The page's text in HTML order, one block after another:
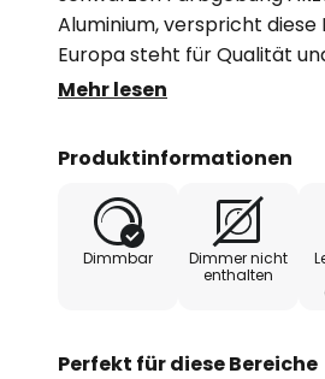
Aluminium, verspricht
Europa steht für Qualität
Essbereichen, Küchen und
- extern dimmbar
Mehr lesen
Produktinformationen
Dimmbar
Dimmer nicht
enthalten
Perfekt für diese Bereiche